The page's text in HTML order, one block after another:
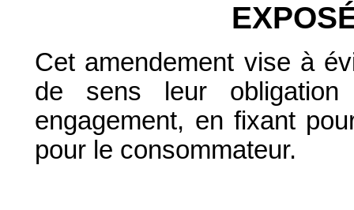
Cet amendement vise à
de sens leur
engagement, en fixant
pour le consommateur.